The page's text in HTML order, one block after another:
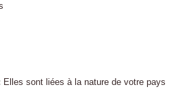
Elles sont liées à la nature de votre pays